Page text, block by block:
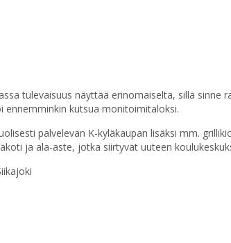
tulevaisuus näyttää erinomaiselta, sillä sinne
ennemminkin kutsua monitoimitaloksi.
palvelevan K-kyläkaupan lisäksi mm.
ja ala-aste, jotka siirtyvät uuteen